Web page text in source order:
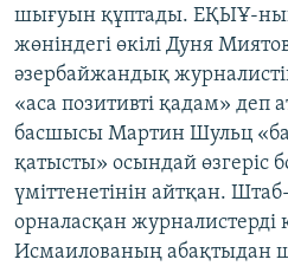
шығуын құптады. ЕҚЫҰ-
жөніндегі өкілі Дуня
әзербайжандық
«аса позитивті қадам» деп
басшысы Мартин Шульц
қатысты» осындай өзгеріс
үміттенетінін айтқан.
орналасқан журналистерді
Исмаилованың